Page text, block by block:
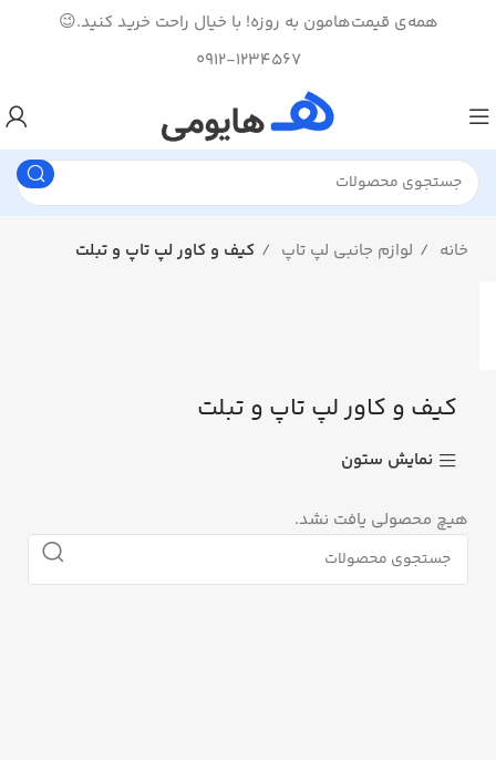
همه‌ی قیمت‌هامون به روزه! با خیال راحت خرید کنید.😉
0912-1234567
خانه لوازم جانبی لپ تاپ کیف و کاور لپ تاپ و تبلت
کیف و کاور لپ تاپ و تبلت
نمایش ستون
هیچ محصولی یافت نشد.